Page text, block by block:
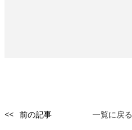
<< 前の記事 一覧に戻る